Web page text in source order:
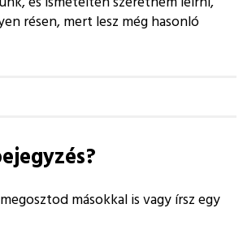
résen, mert lesz még hasonló
másokkal is vagy írsz egy